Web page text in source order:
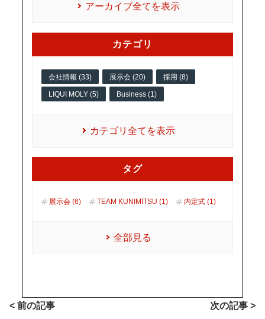
アーカイブ全てを表示
カテゴリ
会社情報 (33) 展示会 (20) 採用 (8)
LIQUI MOLY (5) Business (1)
カテゴリ全てを表示
タグ
展示会 (6) TEAM KUNIMITSU (1) 内定式 (1)
全部見る
< 前の記事 次の記事 >